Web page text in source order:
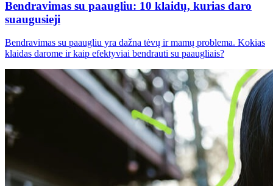
Bendravimas su paaugliu: 10 klaidų, kurias daro
suaugusieji
Bendravimas su paaugliu yra dažna tėvų ir mamų problema. Kokias
klaidas darome ir kaip efektyviai bendrauti su paaugliais?